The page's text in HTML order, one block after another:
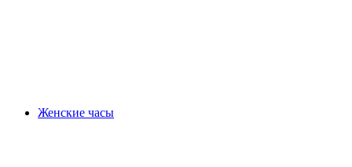
Женские часы